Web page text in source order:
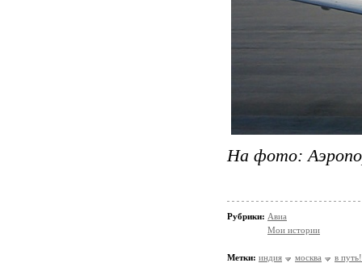
На фото:
Рубрики: Авиа
Мои истории
Метки: индия москва в путь!